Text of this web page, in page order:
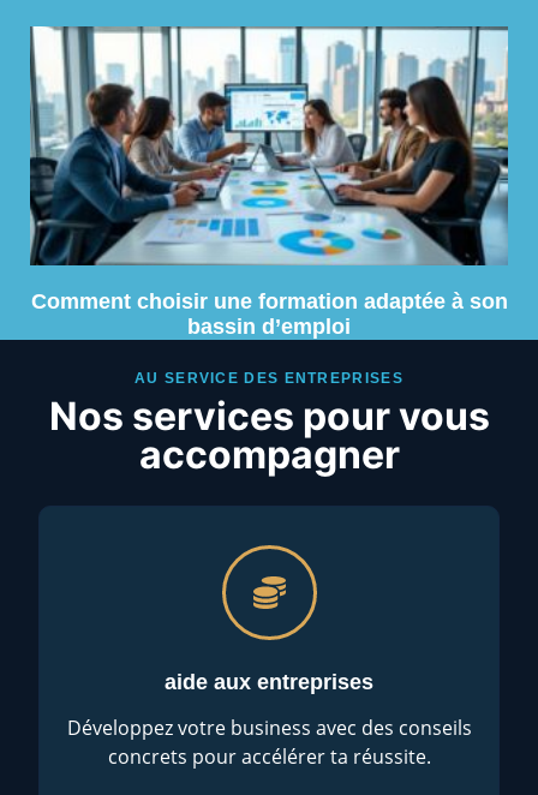
Comment choisir une formation adaptée à son
bassin d’emploi
AU SERVICE DES ENTREPRISES
Nos services pour vous
accompagner
aide aux entreprises
Développez votre business avec des conseils
concrets pour accélérer ta réussite.